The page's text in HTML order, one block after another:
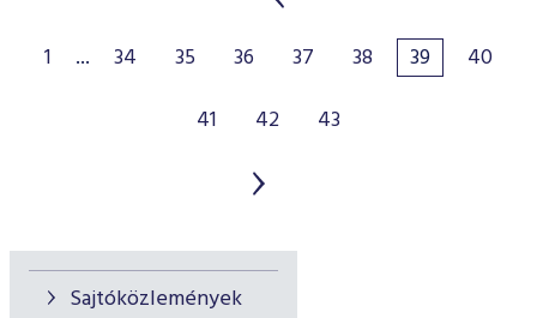
Sajtóközlemények
1 ... 34 35 36 37 38 39
40
41
42 43